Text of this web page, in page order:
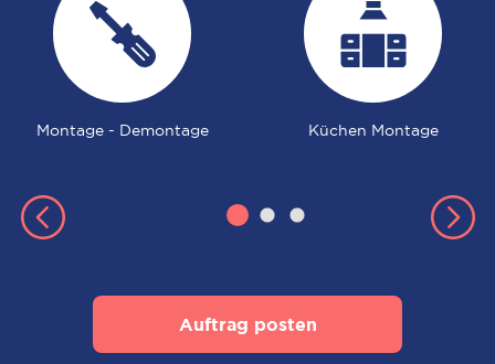
Montage - Demontage Küchen Montage
Auftrag posten